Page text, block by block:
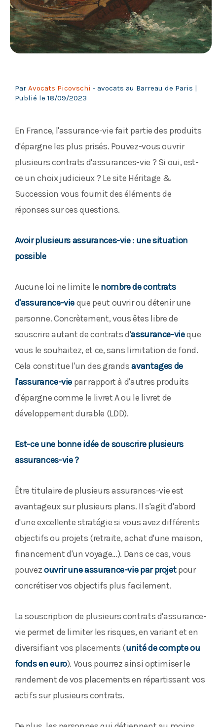
Par Avocats Picovschi - avocats au Barreau de Paris |
Publié le 18/09/2023
En France, l'assurance-vie fait partie des produits
d'épargne les plus prisés. Pouvez-vous ouvrir
plusieurs contrats d'assurances-vie ? Si oui, est-
ce un choix judicieux ? Le site Héritage &
Succession vous fournit des éléments de
réponses sur ces questions.
Avoir plusieurs assurances-vie : une situation
possible
Aucune loi ne limite le nombre de contrats
d'assurance-vieque peut ouvrir ou détenir une
personne. Concrètement, vous êtes libre de
souscrire autant de contrats d'assurance-vieque
vous le souhaitez, et ce, sans limitation de fond.
Cela constitue l'un des grandsavantages de
l'assurance-vie par rapport à d'autres produits
d'épargne comme le livret A ou le livret de
développement durable (LDD).
Est-ce une bonne idée de souscrire plusieurs
assurances-vie ?
Être titulaire de plusieurs assurances-vie est
avantageux sur plusieurs plans. Il s'agit d'abord
d'une excellente stratégie si vous avez différents
objectifs ou projets (retraite, achat d'une maison,
financement d'un voyage…). Dans ce cas, vous
pouvezouvrir une assurance-vie par projetpour
concrétiser vos objectifs plus facilement.
La souscription de plusieurs contrats d'assurance-
vie permet de limiter les risques, en variant et en
diversifiant vos placements (unité de compte ou
fonds en euro). Vous pourrez ainsi optimiser le
rendement de vos placements en répartissant vos
actifs sur plusieurs contrats.